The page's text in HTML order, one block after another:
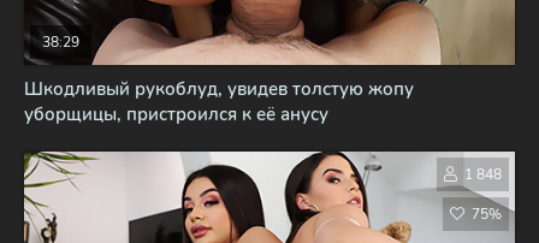
Шкодливый рукоблуд, увидев толстую жопу
уборщицы, пристроился к её анусу
38:29
1 848
75%